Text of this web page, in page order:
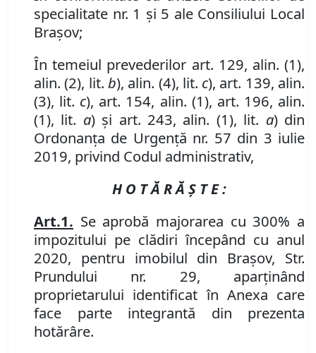
specialitate nr. 1 și 5 ale Consiliului Local
Brașov;
În temeiul prevederilor art. 129, alin. (1),
alin. (2), lit. b), alin. (4), lit. c), art. 139, alin.
(3), lit. c), art. 154, alin. (1), art. 196, alin.
(1), lit. a)și art. 243, alin. (1), lit. a) din
Ordonanța de Urgență nr. 57 din 3 iulie
2019, privind Codul administrativ,
H O T Ă R Ă Ş T E :
Art.1. Se aprobă majorarea cu 300% a
impozitului pe clădiri începând cu anul
2020, pentru imobilul din Braşov, Str.
Prundului nr. 29, aparţinând
proprietarului identificat în Anexa care
face parte integrantă din prezenta
hotărâre.